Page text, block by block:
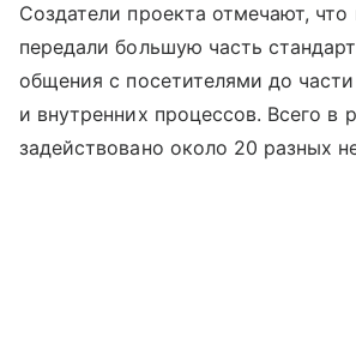
Создатели проекта отмечают,
передали большую часть
общения с посетителями до
и внутренних процессов. Всего в
задействовано около 20 разных